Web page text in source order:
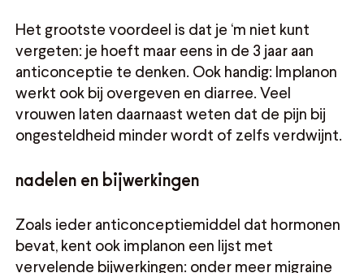
Het grootste voordeel is dat je ‘m niet kunt
vergeten: je hoeft maar eens in de 3 jaar aan
anticonceptie te denken. Ook handig: Implanon
werkt ook bij overgeven en diarree. Veel
vrouwen laten daarnaast weten dat de pijn bij
ongesteldheid minder wordt of zelfs verdwijnt.
nadelen en bijwerkingen
Zoals ieder anticonceptiemiddel dat hormonen
bevat, kent ook implanon een lijst met
vervelende bijwerkingen: onder meer migraine